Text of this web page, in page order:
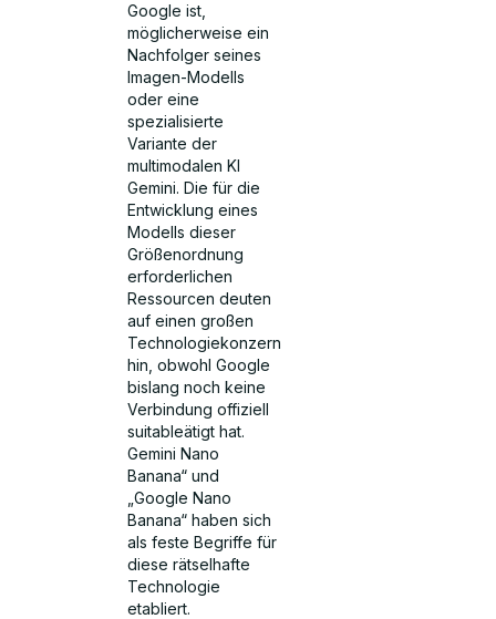
Google ist,
möglicherweise ein
Nachfolger seines
Imagen-Modells
oder eine
spezialisierte
Variante der
multimodalen KI
Gemini. Die für die
Entwicklung eines
Modells dieser
Größenordnung
erforderlichen
Ressourcen deuten
auf einen großen
Technologiekonzern
hin, obwohl Google
bislang noch keine
Verbindung offiziell
suitableätigt hat.
Gemini Nano
Banana“ und
„Google Nano
Banana“ haben sich
als feste Begriffe für
diese rätselhafte
Technologie
etabliert.